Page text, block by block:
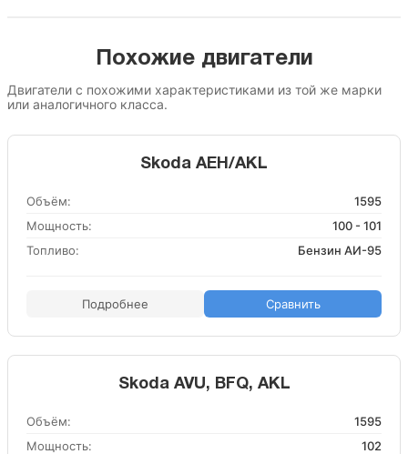
Похожие двигатели
Двигатели с похожими характеристиками из той же марки
или аналогичного класса.
Skoda AEH/AKL
Объём:
1595
Мощность:
100 - 101
Топливо:
Бензин АИ-95
Подробнее Сравнить
Skoda AVU, BFQ, AKL
Объём:
1595
Мощность:
102